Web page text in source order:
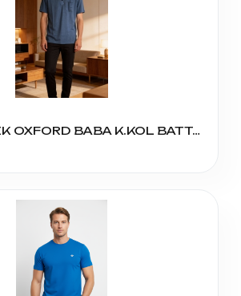
00034 ERKEK OXFORD BABA K.KOL BATTAL TSHIRT